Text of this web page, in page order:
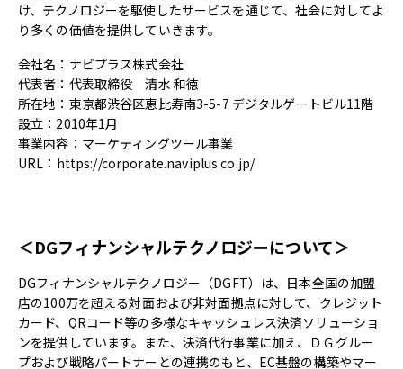
け、テクノロジーを駆使したサービスを通じて、社会に対してよ
り多くの価値を提供していきます。
会社名：ナビプラス株式会社
代表者：代表取締役 清水 和徳
所在地：東京都渋谷区恵比寿南3-5-7 デジタルゲートビル11階
設立：2010年1月
事業内容：マーケティングツール事業
URL：https://corporate.naviplus.co.jp/
＜DGフィナンシャルテクノロジーについて＞
DGフィナンシャルテクノロジー（DGFT）は、日本全国の加盟
店の100万を超える対面および非対面拠点に対して、クレジット
カード、QRコード等の多様なキャッシュレス決済ソリューショ
ンを提供しています。また、決済代行事業に加え、ＤＧグルー
プおよび戦略パートナーとの連携のもと、EC基盤の構築やマー